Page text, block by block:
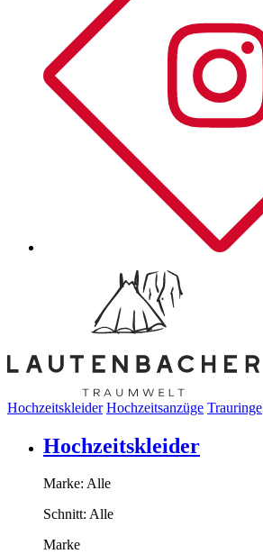
Hochzeitskleider Hochzeitsanzüge Trauringe
Hochzeitskleider
Marke: Alle
Schnitt: Alle
Marke